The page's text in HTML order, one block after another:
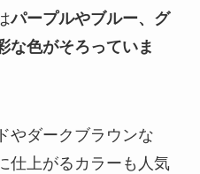
パープルやブルー、グ
な色がそろっていま
やダークブラウンな
仕上がるカラーも人気